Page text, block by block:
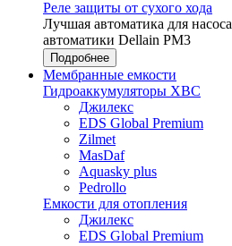
Реле защиты от сухого хода
Лучшая автоматика для насоса
автоматики Dellain PM3
Подробнее
Мембранные емкости
Гидроаккумуляторы ХВС
Джилекс
EDS Global Premium
Zilmet
MasDaf
Aquasky plus
Pedrollo
Емкости для отопления
Джилекс
EDS Global Premium